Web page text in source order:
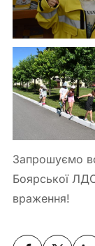
Запрошуємо
Боярської
враження!